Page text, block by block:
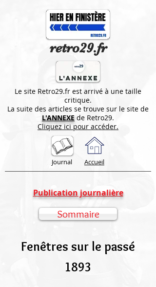
retro29.fr
Le site Retro29.fr est arrivé à une taille
critique.
La suite des articles se trouve sur le site de
L'ANNEXE de Retro29.
Cliquez ici pour accéder.
Journal Accueil
Publication journalière
Fenêtres sur le passé
1893
Sommaire